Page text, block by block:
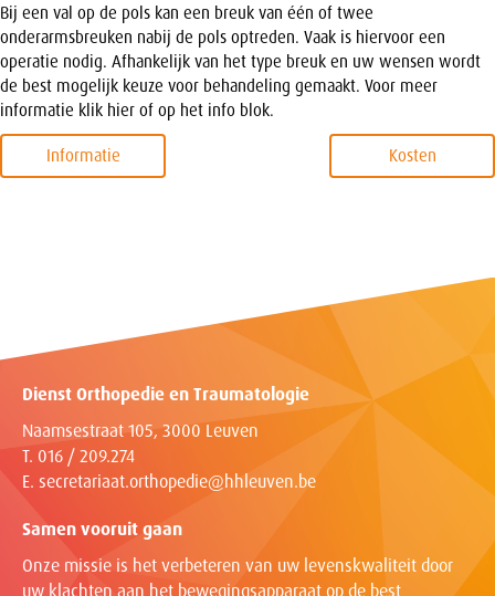
Bij een val op de pols kan een breuk van één of twee
onderarmsbreuken nabij de pols optreden. Vaak is hiervoor een
operatie nodig. Afhankelijk van het type breuk en uw wensen wordt
de best mogelijk keuze voor behandeling gemaakt. Voor meer
informatie klik hier of op het info blok.
Informatie Kosten
Dienst Orthopedie en Traumatologie
Naamsestraat 105, 3000 Leuven
T. 016 / 209.274
E. secretariaat.orthopedie@hhleuven.be
Samen vooruit gaan
Onze missie is het verbeteren van uw levenskwaliteit door
uw klachten aan het bewegingsapparaat op de best